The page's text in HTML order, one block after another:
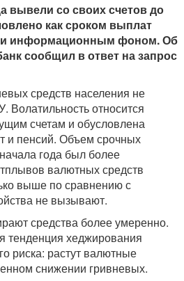
вывели со своих счетов до
как сроком выплат
и информационным фоном. Об
сообщил в ответ на запрос
средств населения не
Волатильность относится
счетам и обусловлена
и пенсий. Объем срочных
года был более
валютных средств
выше по сравнению с
не вызывают.
средства более умеренно.
тенденция хеджирования
риска: растут валютные
снижении гривневых.